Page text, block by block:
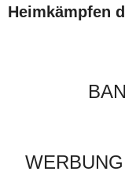
Heimkämpfen